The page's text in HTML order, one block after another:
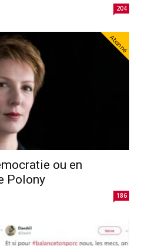
204
Abonné
ou en
Polony
186